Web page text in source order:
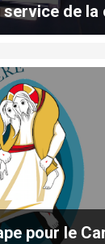
de la
pour le